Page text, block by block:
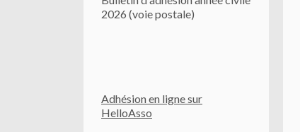
2026 (voie postale)
Adhésion en ligne sur
HelloAsso